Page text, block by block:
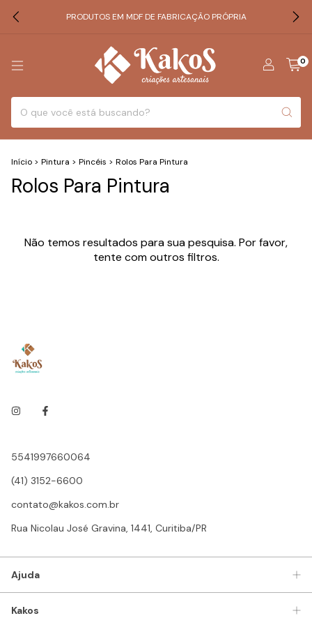
PRODUTOS EM MDF DE FABRICAÇÃO PRÓPRIA
0
Início > Pintura > Pincéis > Rolos Para Pintura
Rolos Para Pintura
Não temos resultados para sua pesquisa. Por favor,
tente com outros filtros.
5541997660064
(41) 3152-6600
contato@kakos.com.br
Rua Nicolau José Gravina, 1441, Curitiba/PR
Ajuda
Kakos